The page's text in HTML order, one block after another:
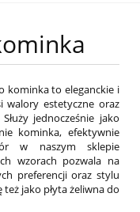
kominka to eleganckie i
walory estetyczne oraz
jednocześnie jako
kominka, efektywnie
w naszym sklepie
wzorach pozwala na
preferencji oraz stylu
jako płyta żeliwna do